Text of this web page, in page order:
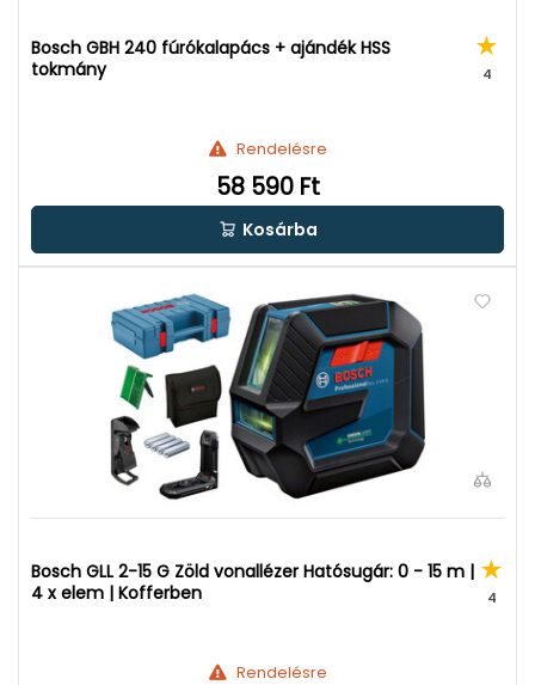
Bosch GBH 240 fúrókalapács + ajándék HSS
tokmány
4
Rendelésre
58 590 Ft
Kosárba
Bosch GLL 2-15 G Zöld vonallézer Hatósugár: 0 - 15 m |
4 x elem | Kofferben
4
Rendelésre